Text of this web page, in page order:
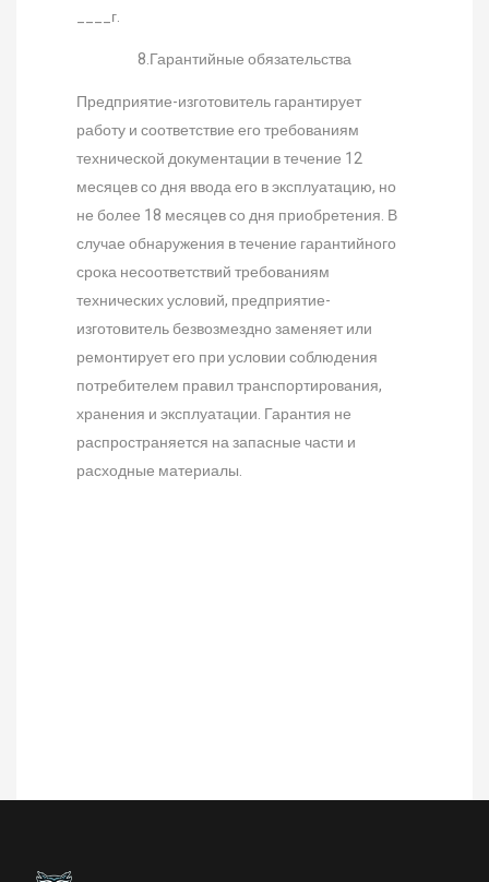
____г.
8.Гарантийные обязательства
Предприятие-изготовитель гарантирует
работу и соответствие его требованиям
технической документации в течение 12
месяцев со дня ввода его в эксплуатацию, но
не более 18 месяцев со дня приобретения. В
случае обнаружения в течение гарантийного
срока несоответствий требованиям
технических условий, предприятие-
изготовитель безвозмездно заменяет или
ремонтирует его при условии соблюдения
потребителем правил транспортирования,
хранения и эксплуатации. Гарантия не
распространяется на запасные части и
расходные материалы.